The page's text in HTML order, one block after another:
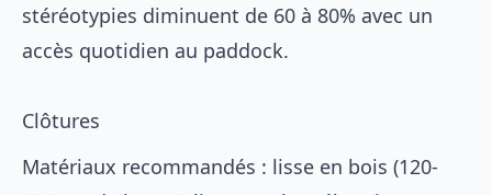
stéréotypies diminuent de 60 à 80% avec un
accès quotidien au paddock.
Clôtures
Matériaux recommandés : lisse en bois (120-